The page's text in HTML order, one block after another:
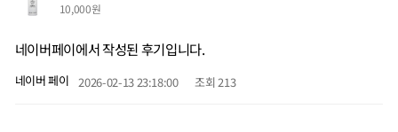
10,000원
네이버페이에서 작성된 후기입니다.
네이버 페이 2026-02-13 23:18:00 조회 213